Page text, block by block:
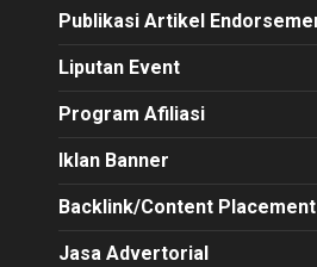
Publikasi Artikel
Liputan Event
Program Afiliasi
Iklan Banner
Backlink/Content Placement
Jasa Advertorial